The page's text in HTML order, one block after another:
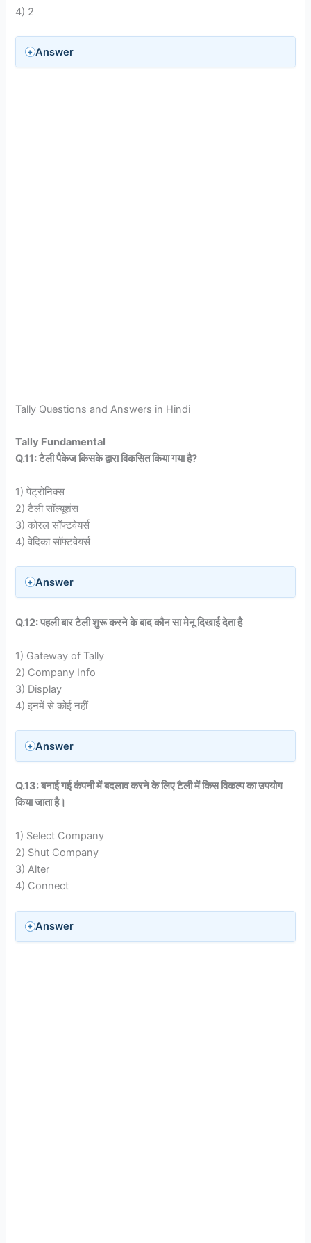
4) 2
Answer
Tally Questions and Answers in Hindi
Tally Fundamental
Q.11: टैली पैकेज किसके द्वारा विकसित किया गया है?
1) पेट्रोनिक्स
2) टैली सॉल्यूशंस
3) कोरल सॉफ्टवेयर्स
4) वेदिका सॉफ्टवेयर्स
Answer
Q.12: पहली बार टैली शुरू करने के बाद कौन सा मेनू दिखाई देता है
1) Gateway of Tally
2) Company Info
3) Display
4) इनमें से कोई नहीं
Answer
Q.13: बनाई गई कंपनी में बदलाव करने के लिए टैली में किस विकल्प का उपयोग
किया जाता है।
1) Select Company
2) Shut Company
3) Alter
4) Connect
Answer